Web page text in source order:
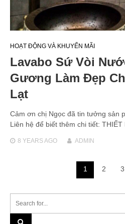
HOẠT ĐỘNG VÀ KHUYẾN MÃI
Lavabo Sứ Vòi
Gương Làm Đẹp
Lạt
Cảm ơn chị Ngọc đã tin tưởng sản
Liên hệ để biết thêm chi tiết: THIẾT
8 YEARSAGO ADMIN
1 2 3